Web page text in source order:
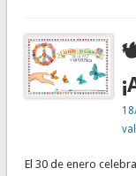
El 30 de enero